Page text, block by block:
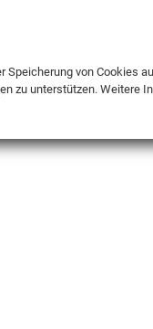
von Cookies
zu unterstützen. Weitere